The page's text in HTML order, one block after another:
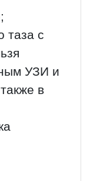
таза с
УЗИ и
в